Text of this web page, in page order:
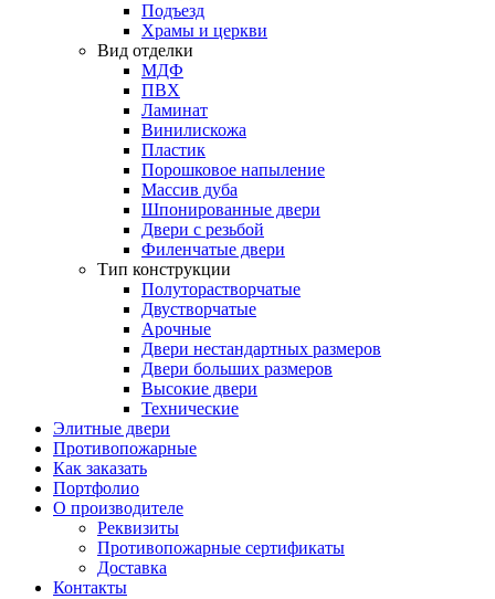
Подъезд
Храмы и церкви
Вид отделки
МДФ
ПВХ
Ламинат
Винилискожа
Пластик
Порошковое напыление
Массив дуба
Шпонированные двери
Двери с резьбой
Филенчатые двери
Тип конструкции
Полуторастворчатые
Двустворчатые
Арочные
Двери нестандартных размеров
Двери больших размеров
Высокие двери
Технические
Элитные двери
Противопожарные
Как заказать
Портфолио
О производителе
Реквизиты
Противопожарные сертификаты
Доставка
Контакты